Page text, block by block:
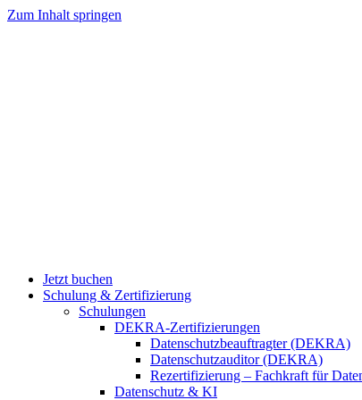
Zum Inhalt springen
Jetzt buchen
Schulung & Zertifizierung
Schulungen
DEKRA-Zertifizierungen
Datenschutzbeauftragter (DEKRA)
Datenschutzauditor (DEKRA)
Rezertifizierung – Fachkraft für
Datenschutz & KI